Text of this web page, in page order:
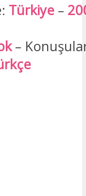
Türkiye –
–